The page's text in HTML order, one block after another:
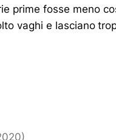
prime fosse meno
vaghi e lasciano